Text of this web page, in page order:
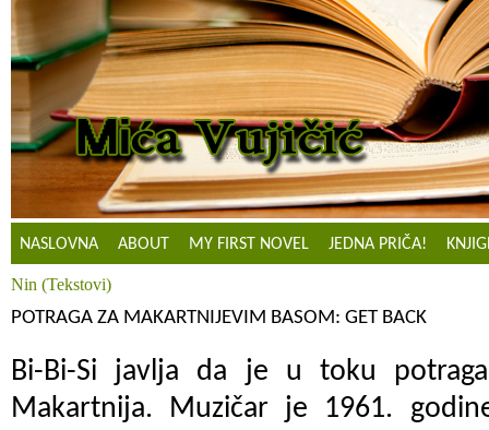
NASLOVNA ABOUT MY FIRST NOVEL JEDNA PRIČA!
Nin (Tekstovi)
POTRAGA ZA MAKARTNIJEVIM BASOM: GET BACK
Bi-Bi-Si javlja da je u toku
Makartnija. Muzičar je 1961.